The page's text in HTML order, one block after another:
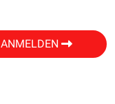
ANMELDEN